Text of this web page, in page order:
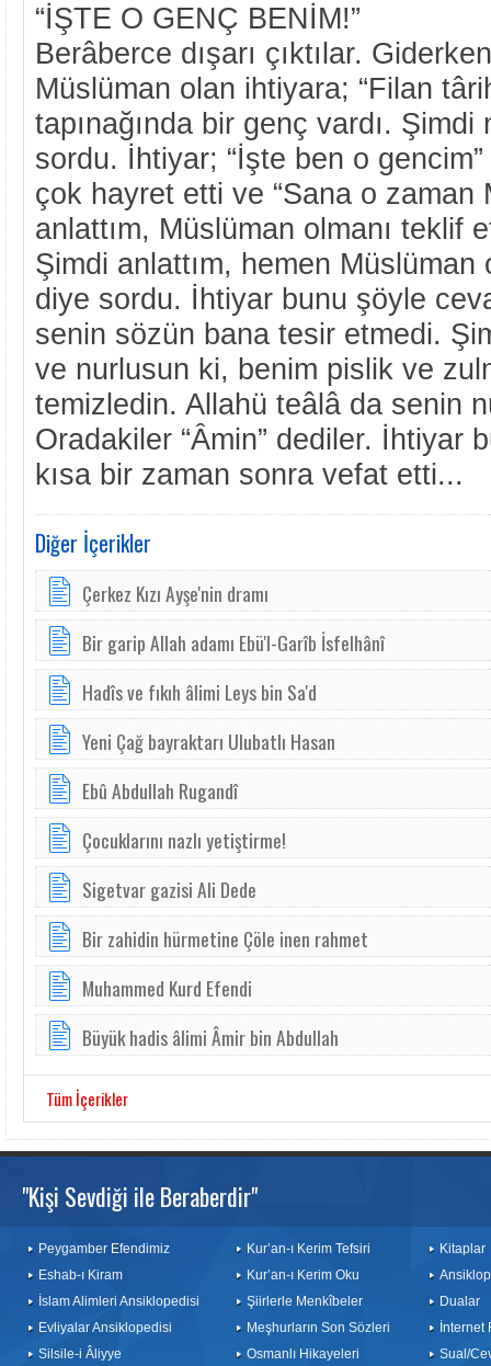
“İŞTE O GENÇ BENİM!”
Berâberce dışarı çıktılar.
Müslüman olan ihtiyara; “Filan
tapınağında bir genç vardı. Şimdi
sordu. İhtiyar; “İşte ben o
çok hayret etti ve “Sana o zaman
anlattım, Müslüman olmanı teklif
Şimdi anlattım, hemen Müslüman
diye sordu. İhtiyar bunu şöyle
senin sözün bana tesir etmedi.
ve nurlusun ki, benim pislik ve
temizledin. Allahü teâlâ da senin
Oradakiler “Âmin” dediler. İhtiyar
kısa bir zaman sonra vefat etti...
Diğer İçerikler
Çerkez Kızı Ayşe'nin dramı
Bir garip Allah adamı Ebü'l-Garîb İsfelhânî
Hadîs ve fıkıh âlimi Leys bin Sa'd
Yeni Çağ bayraktarı Ulubatlı Hasan
Ebû Abdullah Rugandî
Çocuklarını nazlı yetiştirme!
Sigetvar gazisi Ali Dede
Bir zahidin hürmetine Çöle inen rahmet
Muhammed Kurd Efendi
Büyük hadis âlimi Âmir bin Abdullah
Tüm İçerikler
"Kişi Sevdiği ile Beraberdir"
Peygamber Efendimiz
Eshab-ı Kiram
İslam Alimleri Ansiklopedisi
Evliyalar Ansiklopedisi
Silsile-i Âliyye
Kur’an-ı Kerim Tefsiri
Kur’an-ı Kerim Oku
Şiirlerle Menkîbeler
Meşhurların Son Sözleri
Osmanlı Hikayeleri
Kitaplar
Dualar
İnternet
Sual/